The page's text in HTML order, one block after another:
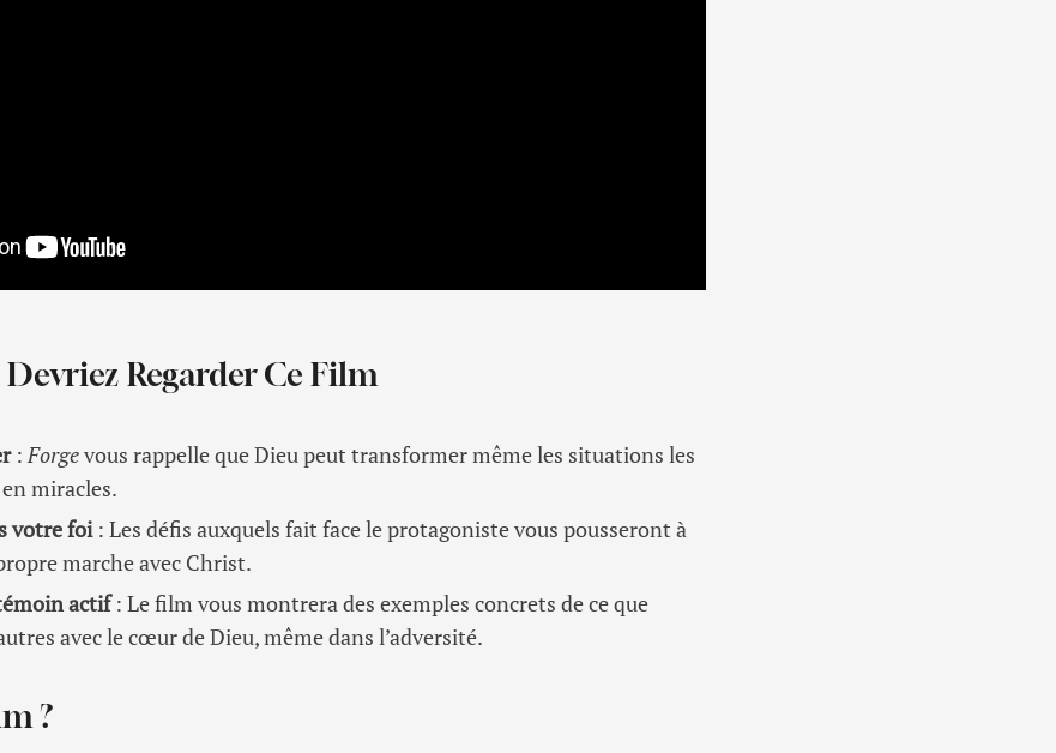
Regarder Ce Film
: Forgevous rappelle que Dieu peut transformer même les situations les
miracles.
votre foi : Les défis auxquels fait face le protagoniste vous pousseront à
marche avec Christ.
actif: Le film vous montrera des exemples concrets de ce que
avec le cœur de Dieu, même dans l’adversité.
?